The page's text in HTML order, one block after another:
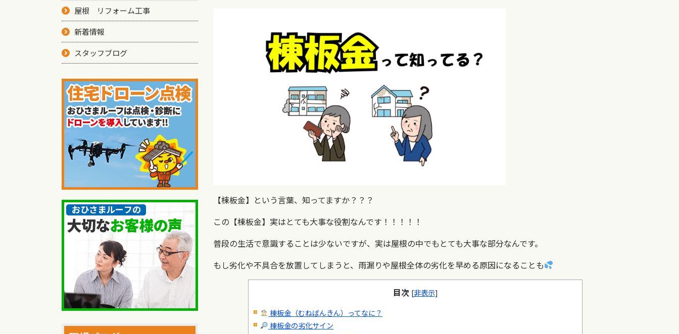
【棟板金】という言葉、知ってますか？？？
この【棟板金】実はとても大事な役割なんです！！！！！
普段の生活で意識することは少ないですが、実は屋根の中でもとても大事な部分なんです。
もし劣化や不具合を放置してしまうと、雨漏りや屋根全体の劣化を早める原因になることも
目次 [非表示]
棟板金（むねばんきん）ってなに？
棟板金の劣化サイン
屋根 リフォーム工事
新着情報
スタッフブログ